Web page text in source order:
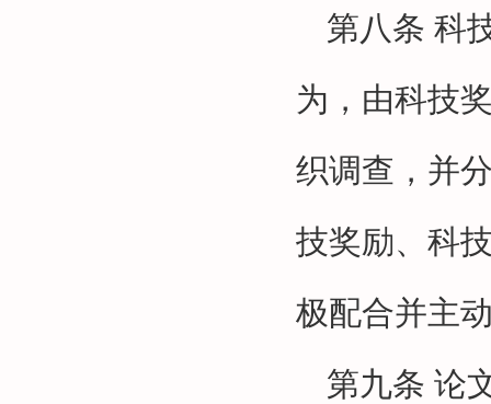
第八条 科
为，由科技
织调查，并
技奖励、科
极配合并主
第九条 论